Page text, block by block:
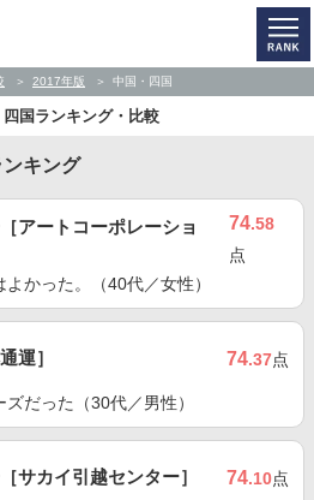
2017年版 中国・四国
四国ランキング・比較
キング
アートコーポレーショ
74.58
点
かった。（40代／女性）
運］ 74.37点
だった（30代／男性）
サカイ引越センター］ 74.10点